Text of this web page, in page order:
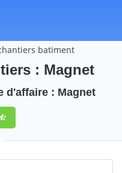
batiment
: Magnet
d'affaire : Magnet